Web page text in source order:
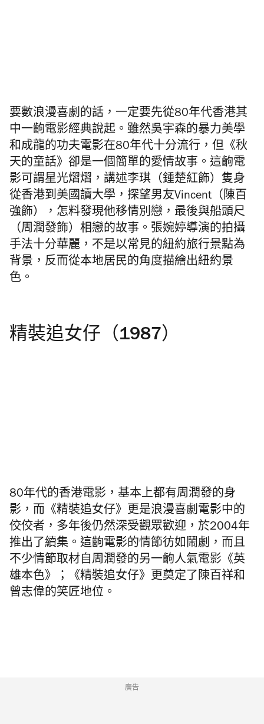
要數浪漫喜劇的話，一定要先從80年代香港其
中一齣電影經典說起。雖然吳宇森的暴力美學
和成龍的功夫電影在80年代十分流行，但《秋
天的童話》卻是一個簡單的愛情故事。這齣電
影可謂星光熠熠，講述李琪（鍾楚紅飾）隻身
從香港到美國讀大學，探望男友Vincent（陳百
強飾），怎料發現他移情別戀，最後與船頭尺
（周潤發飾）相戀的故事。張婉婷導演的拍攝
手法十分華麗，不是以常見的紐約旅行景點為
背景，反而從本地居民的角度描繪出紐約景
色。
精裝追女仔（1987）
80年代的香港電影，基本上都有周潤發的身
影，而《精裝追女仔》更是浪漫喜劇電影中的
佼佼者，多年後仍然深受觀眾歡迎，於2004年
推出了續集。這齣電影的情節彷如鬧劇，而且
不少情節取材自周潤發的另一齣人氣電影《英
雄本色》；《精裝追女仔》更奠定了陳百祥和
曾志偉的笑匠地位。
廣告